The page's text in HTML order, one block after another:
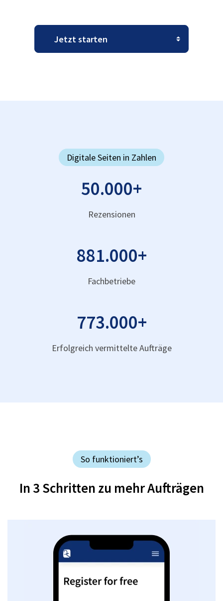
Digitale Seiten in Zahlen
50.000+
Rezensionen
881.000+
Fachbetriebe
773.000+
Erfolgreich vermittelte Aufträge
So funktioniert’s
In 3 Schritten zu mehr Aufträgen